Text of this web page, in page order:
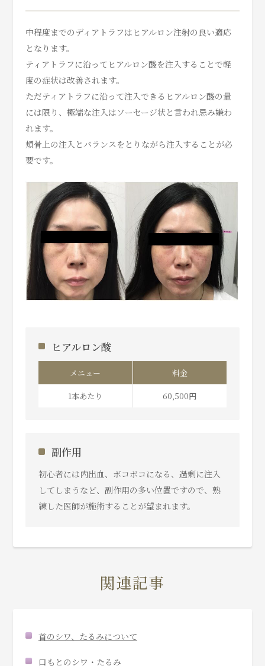
中程度までのディアトラフはヒアルロン注射の良い適応
となります。
ティアトラフに沿ってヒアルロン酸を注入することで軽
度の症状は改善されます。
ただティアトラフに沿って注入できるヒアルロン酸の量
には限り、極端な注入はソーセージ状と言われ忌み嫌わ
れます。
頬骨上の注入とバランスをとりながら注入することが必
要です。
ヒアルロン酸
メニュー 料金
1本あたり 60,500円
副作用
初心者には内出血、ボコボコになる、過剰に注入
してしまうなど、副作用の多い位置ですので、熟
練した医師が施術することが望まれます。
関連記事
首のシワ、たるみについて
口もとのシワ・たるみ